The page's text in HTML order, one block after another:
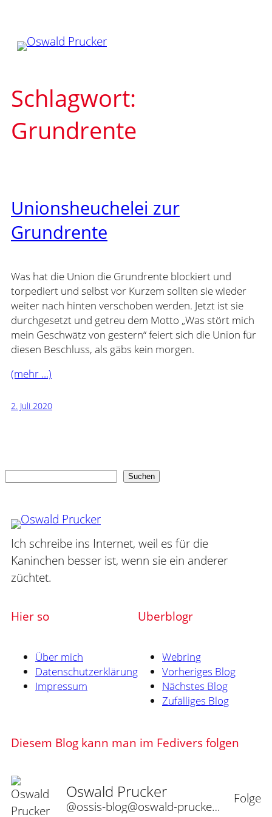
springen
Schlagwort:
Grundrente
Unionsheuchelei zur
Grundrente
Was hat die Union die Grundrente blockiert und
torpediert und selbst vor Kurzem sollten sie wieder
weiter nach hinten verschoben werden. Jetzt ist sie
durchgesetzt und getreu dem Motto „Was stört mich
mein Geschwätz von gestern“ feiert sich die Union für
diesen Beschluss, als gäbs kein morgen.
(mehr …)
2. Juli 2020
Suchen
Ich schreibe ins Internet, weil es für die
Kaninchen besser ist, wenn sie ein anderer
züchtet.
Hier so
Über mich
Datenschutzerklärung
Impressum
Uberblogr
Webring
Vorheriges Blog
Nächstes Blog
Zufälliges Blog
Diesem Blog kann man im Fedivers folgen
Oswald Prucker
@ossis-blog@oswald-prucker.de
Folge